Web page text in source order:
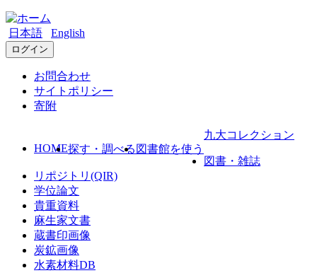
日本語 English
ログイン
お問合わせ
サイトポリシー
寄附
HOME探す・調べる 図書館を使う
九大コレクション
図書・雑誌
リポジトリ(QIR)
学位論文
貴重資料
麻生家文書
蔵書印画像
炭鉱画像
水素材料DB